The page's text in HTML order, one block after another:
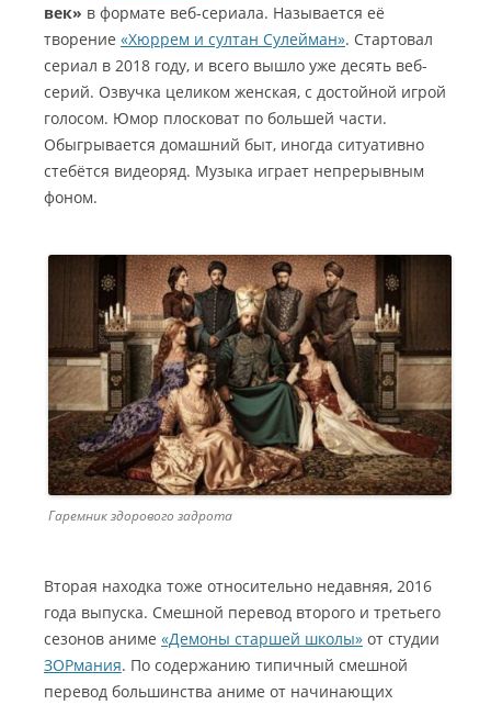
век» в формате веб-сериала. Называется её
творение «Хюррем и султан Сулейман». Стартовал
сериал в 2018 году, и всего вышло уже десять веб-
серий. Озвучка целиком женская, с достойной игрой
голосом. Юмор плосковат по большей части.
Обыгрывается домашний быт, иногда ситуативно
стебётся видеоряд. Музыка играет непрерывным
фоном.
Гаремник здорового задрота
Вторая находка тоже относительно недавняя, 2016
года выпуска. Смешной перевод второго и третьего
сезонов аниме «Демоны старшей школы» от студии
ЗОРмания. По содержанию типичный смешной
перевод большинства аниме от начинающих